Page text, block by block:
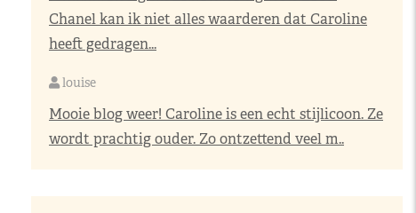
Chanel kan ik niet alles waarderen dat Caroline
heeft gedragen...
louise
Mooie blog weer! Caroline is een echt stijlicoon. Ze
wordt prachtig ouder. Zo ontzettend veel m..